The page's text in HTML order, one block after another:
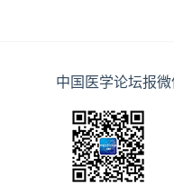
中国医学论坛报